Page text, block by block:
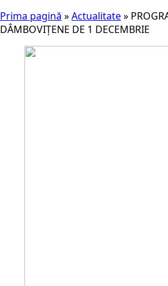
Prima pagină »Actualitate»
DÂMBOVIȚENE DE 1 DECEMBRIE